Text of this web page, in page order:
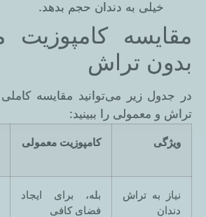
خیلی به دندان حجم بدهد.
مقایسه کامپوزیت
بدون تراش
در جدول زیر می‌توانید مقایسه
تراش و معمولی را ببینید:
ویژگی کامپوزیت معمولی
نیاز به تراش
دندان
بله، برای ایجاد
فضای کافی